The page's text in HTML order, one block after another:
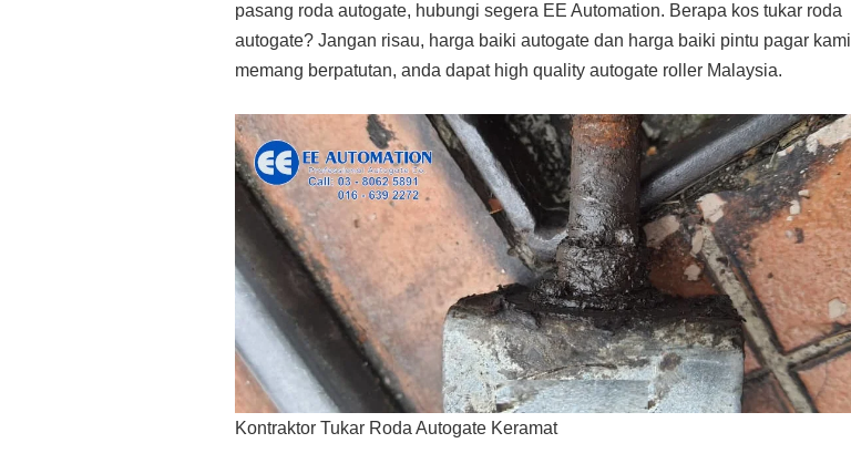
pasang roda autogate, hubungi segera EE Automation. Berapa kos tukar roda
autogate? Jangan risau, harga baiki autogate dan harga baiki pintu pagar kami
memang berpatutan, anda dapat high quality autogate roller Malaysia.
Kontraktor Tukar Roda Autogate Keramat